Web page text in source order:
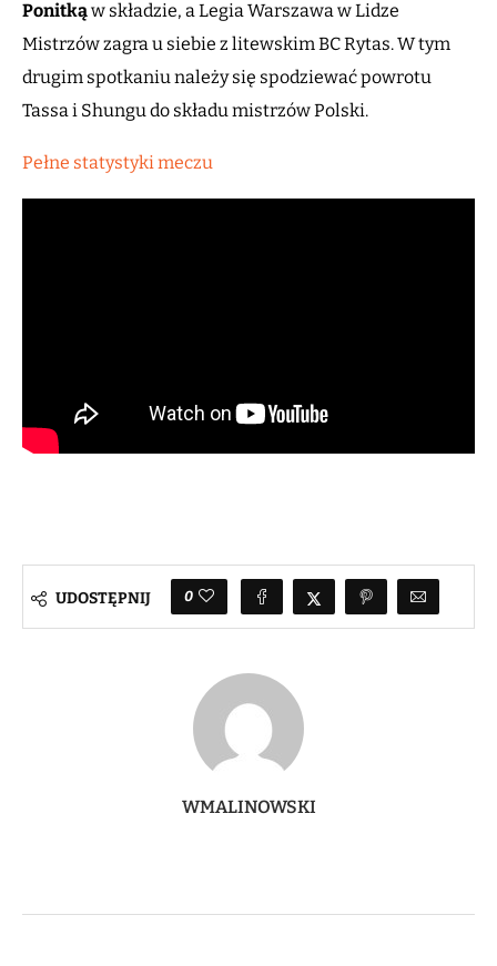
Ponitkąw składzie, a Legia Warszawa w Lidze
Mistrzów zagra u siebie z litewskim BC Rytas. W tym
drugim spotkaniu należy się spodziewać powrotu
Tassa i Shungu do składu mistrzów Polski.
Pełne statystyki meczu
UDOSTĘPNIJ 0
WMALINOWSKI